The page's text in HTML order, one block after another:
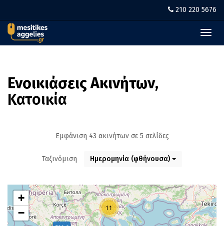
210 220 5676
Ενοικιάσεις Ακινήτων,
Κατοικία
Εμφάνιση 43 ακινήτων σε 5 σελίδες
Ταξινόμιση Ημερομηνία (φθήνουσα)
11
+
−